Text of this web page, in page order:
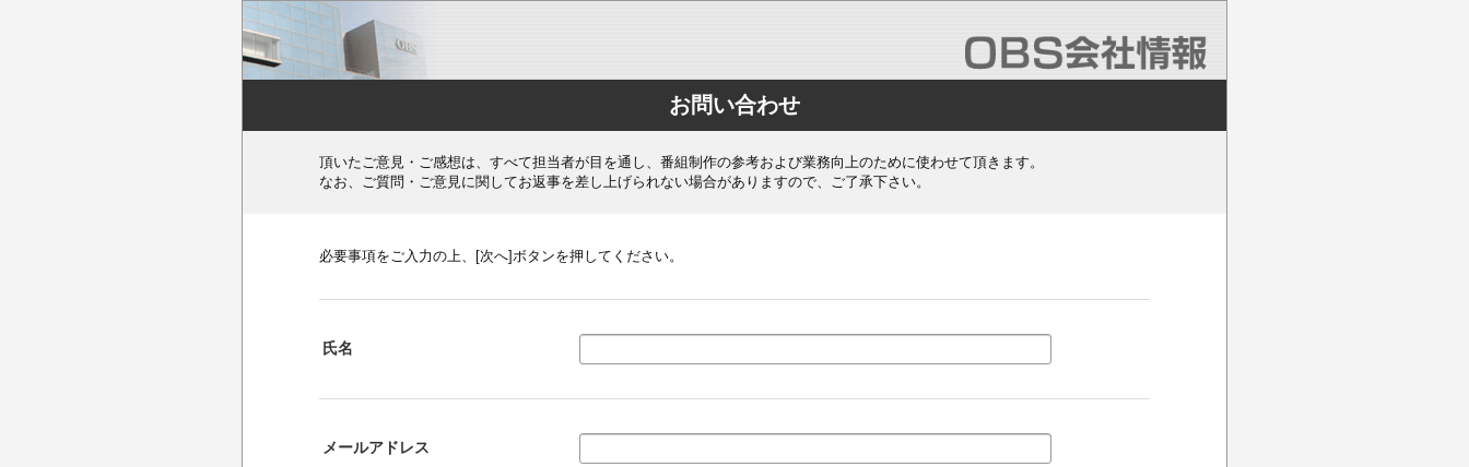
お問い合わせ
頂いたご意見・ご感想は、すべて担当者が目を通し、番組制作の参考および業務向上のために使わせて頂きます。
なお、ご質問・ご意見に関してお返事を差し上げられない場合がありますので、ご了承下さい。
必要事項をご入力の上、[次へ]ボタンを押してください。
氏名
メールアドレス